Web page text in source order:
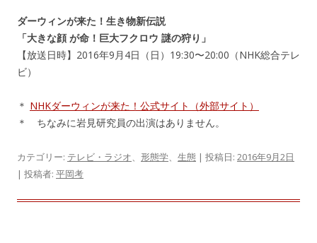
ダーウィンが来た！生き物新伝説
「大きな顔 が命！巨大フクロウ 謎の狩り」
【放送日時】2016年9月4日（日）19:30〜20:00（NHK総合テレ
ビ）
＊ NHKダーウィンが来た！公式サイト（外部サイト）
＊ ちなみに岩見研究員の出演はありません。
カテゴリー: テレビ・ラジオ、 形態学、 生態 | 投稿日: 2016年9月2日
| 投稿者: 平岡考